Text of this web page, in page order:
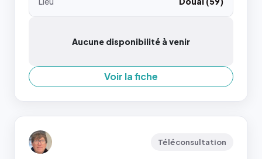
Aucune disponibilité à venir
Voir la fiche
Téléconsultation